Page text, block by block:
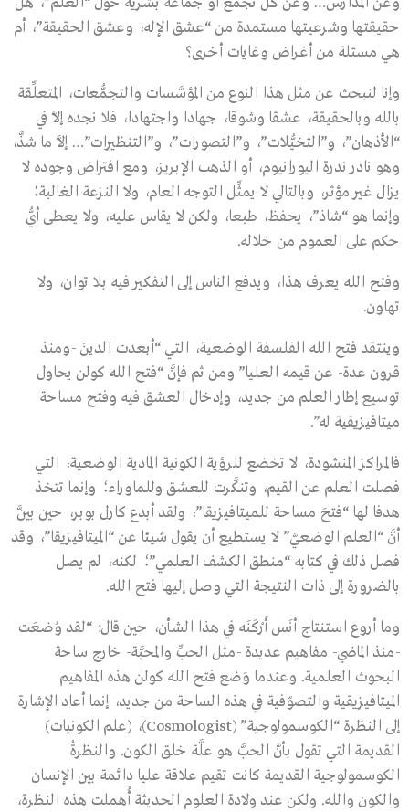
حقيقتها وشرعيتها مستمدة من “عشق الإله، وعشق الحقيقة”، أم
هي مستلة من أغراض وغايات أخرى؟
وإنا لنبحث عن مثل هذا النوع من المؤسَّسات والتجمُّعات، المتعلِّقة
بالله وبالحقيقة، عشقا وشوقا، جهادا واجتهادا، فلا نجده إلاَّ في
“الأذهان”، و”التخيُّلات”، و”التصورات”، و”التنظيرات”… إلاَّ ما شذَّ،
وهو نادر ندرة اليورانيوم، أو الذهب الإبريز، ومع افتراض وجوده لا
يزال غير مؤثر، وبالتالي لا يمثِّل التوجه العام، ولا النزعة الغالبة؛
وإنما هو “شاذ”، يحفظ، طبعا، ولكن لا يقاس عليه، ولا يعطى أيُّ
حكم على العموم من خلاله.
وفتح الله يعرف هذا، ويدفع الناس إلى التفكير فيه بلا توان، ولا
تهاون.
وينتقد فتح الله الفلسفة الوضعية، التي “أبعدت الدينَ -ومنذ
قرون عدة- عن قيمه العليا” ومن ثم فإنَّ “فتح الله كولن يحاول
توسيع إطار العلم من جديد، وإدخال العشق فيه وفتح مساحة
ميتافيزيقية له”.
فالمراكز المنشودة، لا تخضع للرؤية الكونية المادية الوضعية، التي
فصلت العلم عن القيم، وتنكَّرت للعشق وللماوراء؛ وإنما تتخذ
هدفا لها “فتحَ مساحة للميتافيزيقا”، ولقد أبدع كارل بوبر، حين بيَّن
أنَّ “العلم الوضعيَّ” لا يستطيع أن يقول شيئا عن “الميتافيزيقا”، وقد
فصل ذلك في كتابه “منطق الكشف العلمي”؛ لكنه، لم يصل
بالضرورة إلى ذات النتيجة التي وصل إليها فتح الله.
وما أروع استنتاج أنَس أَرْكَنَه في هذا الشأن، حين قال: “لقد وُضعَت
-منذ الماضي- مفاهيم عديدة -مثل الحبِّ والمحبَّة- خارج ساحة
البحوث العلمية. وعندما وَضع فتح الله كولن هذه المفاهيم
الميتافيزيقية والتصوّفية في هذه الساحة من جديد، إنما أعاد الإشارة
إلى النظرة “الكوسمولوجية” (Cosmologist)، (علم الكونيات)
القديمة التي تقول بأنَّ الحبَّ هو علَّة خلق الكون. والنظرةُ
الكوسمولوجية القديمة كانت تقيم علاقة عليا دائمة بين الإنسان
والكون والله. ولكن عند ولادة العلوم الحديثة أُهملت هذه النظرة،